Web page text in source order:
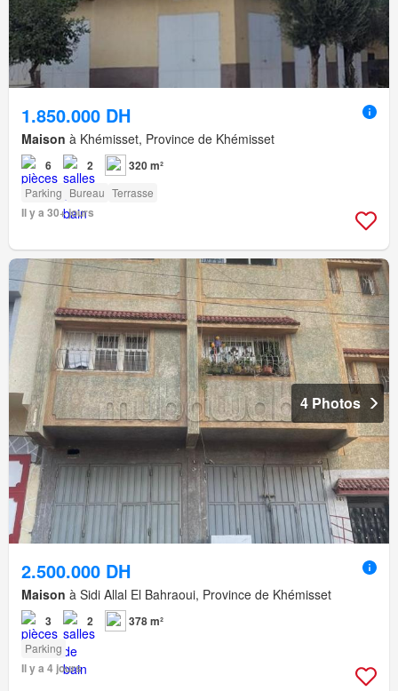
1.850.000 DH
Maison à Khémisset, Province de Khémisset
6 2 320 m²
Parking Bureau Terrasse
Il y a 30+ jours
4 Photos
2.500.000 DH
Maison à Sidi Allal El Bahraoui, Province de Khémisset
3 2 378 m²
Parking
Il y a 4 jours